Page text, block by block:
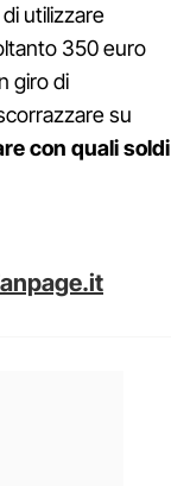
utilizzare
350 euro
giro di
su
con quali soldi